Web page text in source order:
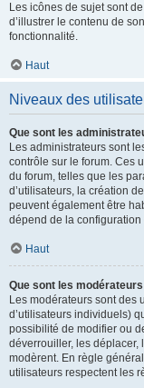
Les icônes de sujet sont
d’illustrer le contenu de
fonctionnalité.
Haut
Niveaux des
Que sont les
Les administrateurs sont
contrôle sur le forum. Ces
du forum, telles que les
d’utilisateurs, la création
peuvent également être
dépend de la
Haut
Que sont les
Les modérateurs sont des
d’utilisateurs individuels)
possibilité de modifier ou
déverrouiller, les déplacer,
modèrent. En règle
utilisateurs respectent les